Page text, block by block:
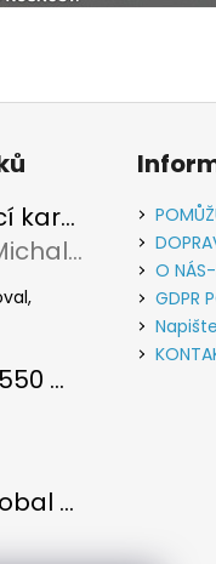
Vypouštěcí karabina kovová stříbrná
je 5 z 5 hvězdiček.
Rudolf Michalec
Paracord 550 metráž Světle zelená
je 5 z 5 hvězdiček.
Paracord obal na láhev
je 5 z 5 hvězdiček.
O NÁS-
GDPR